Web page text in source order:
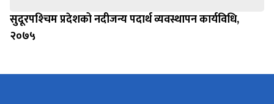
सुदूरपश्‍चिम प्रदेशको नदीजन्य पदार्थ व्यवस्थापन कार्यविधि,
२०७५